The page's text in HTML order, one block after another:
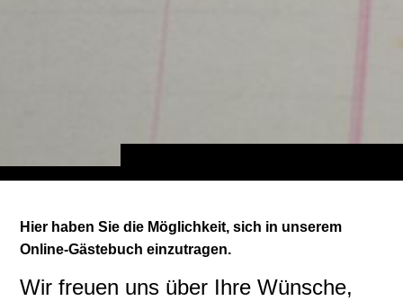
Hier haben Sie die Möglichkeit, sich in unserem
Online-Gästebuch einzutragen.
Wir freuen uns über Ihre Wünsche,